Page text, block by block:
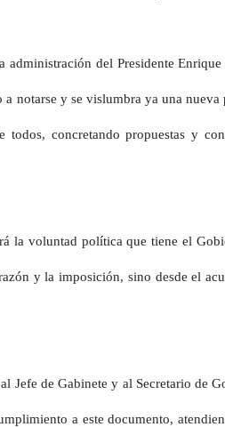
administración del Presidente
a notarse y se vislumbra ya una
todos, concretando propuestas y
la voluntad política que tiene el
y la imposición, sino desde el
Jefe de Gabinete y al Secretario de
a este documento,